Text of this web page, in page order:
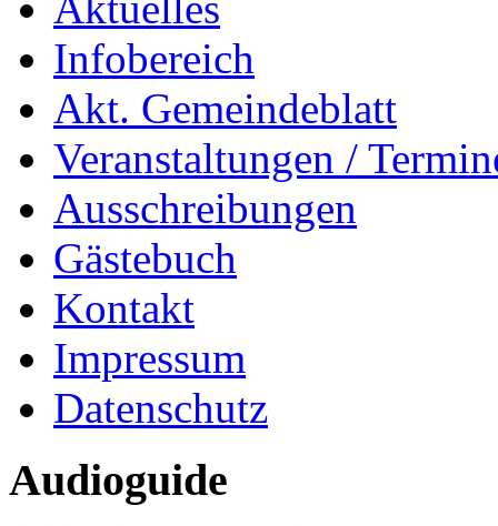
Infobereich
Akt. Gemeindeblatt
Veranstaltungen /
Ausschreibungen
Gästebuch
Kontakt
Impressum
Datenschutz
Audioguide